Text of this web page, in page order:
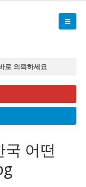
로 의뢰하세요
로 의뢰하세요
로 의뢰하세요
로 의뢰하세요
어떤